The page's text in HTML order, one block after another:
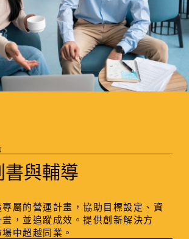
書與輔導
屬的營運計畫，協助目標設定、資
，並追蹤成效。提供創新解決方
中超越同業。